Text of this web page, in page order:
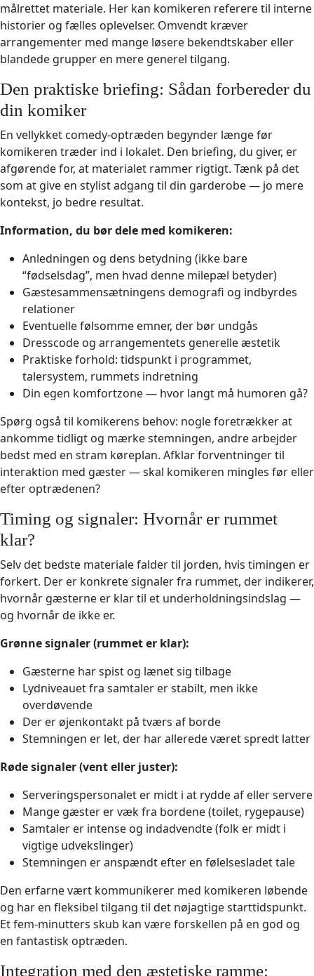
målrettet materiale. Her kan komikeren referere til interne
historier og fælles oplevelser. Omvendt kræver
arrangementer med mange løsere bekendtskaber eller
blandede grupper en mere generel tilgang.
Den praktiske briefing: Sådan forbereder du
din komiker
En vellykket comedy-optræden begynder længe før
komikeren træder ind i lokalet. Den briefing, du giver, er
afgørende for, at materialet rammer rigtigt. Tænk på det
som at give en stylist adgang til din garderobe — jo mere
kontekst, jo bedre resultat.
Information, du bør dele med komikeren:
Anledningen og dens betydning (ikke bare
“fødselsdag”, men hvad denne milepæl betyder)
Gæstesammensætningens demografi og indbyrdes
relationer
Eventuelle følsomme emner, der bør undgås
Dresscode og arrangementets generelle æstetik
Praktiske forhold: tidspunkt i programmet,
talersystem, rummets indretning
Din egen komfortzone — hvor langt må humoren gå?
Spørg også til komikerens behov: nogle foretrækker at
ankomme tidligt og mærke stemningen, andre arbejder
bedst med en stram køreplan. Afklar forventninger til
interaktion med gæster — skal komikeren mingles før eller
efter optrædenen?
Timing og signaler: Hvornår er rummet
klar?
Selv det bedste materiale falder til jorden, hvis timingen er
forkert. Der er konkrete signaler fra rummet, der indikerer,
hvornår gæsterne er klar til et underholdningsindslag —
og hvornår de ikke er.
Grønne signaler (rummet er klar):
Gæsterne har spist og lænet sig tilbage
Lydniveauet fra samtaler er stabilt, men ikke
overdøvende
Der er øjenkontakt på tværs af borde
Stemningen er let, der har allerede været spredt latter
Røde signaler (vent eller juster):
Serveringspersonalet er midt i at rydde af eller servere
Mange gæster er væk fra bordene (toilet, rygepause)
Samtaler er intense og indadvendte (folk er midt i
vigtige udvekslinger)
Stemningen er anspændt efter en følelsesladet tale
Den erfarne vært kommunikerer med komikeren løbende
og har en fleksibel tilgang til det nøjagtige starttidspunkt.
Et fem-minutters skub kan være forskellen på en god og
en fantastisk optræden.
Integration med den æstetiske ramme: